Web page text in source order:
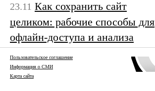
23.11 Как сохранить сайт
целиком: рабочие способы для
офлайн-доступа и анализа
Пользовательское соглашение
Информация о СМИ
Карта сайта